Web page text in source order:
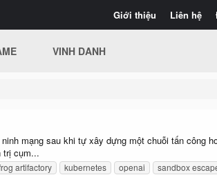
Giới thiệu Liên hệ
VINH DANH
mạng sau khi tự xây dựng một chuỗi tấn công
trị cụm...
artifactory kubernetes openai sandbox